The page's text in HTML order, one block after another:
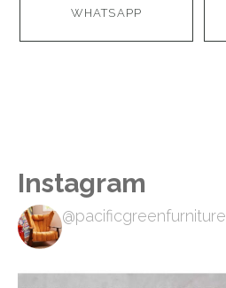
WHATSAPP
Instagram
@pacificgreenfurniture